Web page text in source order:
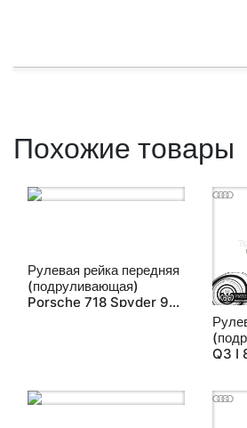
Похожие товары
Рулевая рейка передняя
(подруливающая)
Porsche 718 Spyder 982
Q3 I